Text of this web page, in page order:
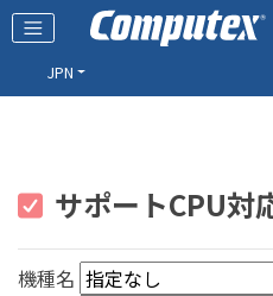
JPN
サポートCPU対
機種名